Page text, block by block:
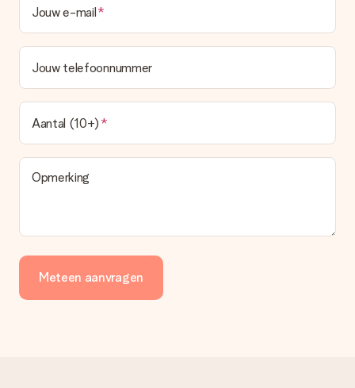
Jouw e-mail
Jouw telefoonnummer
Aantal (10+)
Opmerking
Meteen aanvragen